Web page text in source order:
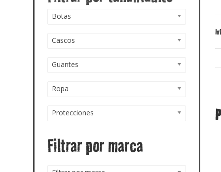
Botas
Cascos
Guantes
Ropa
Protecciones
Filtrar por marca